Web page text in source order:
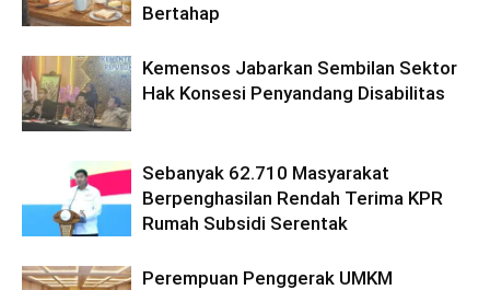
Bertahap
Kemensos Jabarkan Sembilan Sektor
Hak Konsesi Penyandang Disabilitas
Sebanyak 62.710 Masyarakat
Berpenghasilan Rendah Terima KPR
Rumah Subsidi Serentak
Perempuan Penggerak UMKM